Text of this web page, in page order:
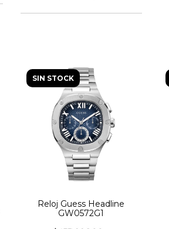
SIN STOCK
Reloj Guess Headline
GW0572G1